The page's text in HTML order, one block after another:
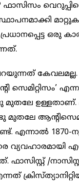
ഫാസിസം
ഒരു
കേവലമല്ല.
സെമിറ്റിസം’
ഉള്ളതാണ്.
എന്നാൽ 1870-
വ്യവഹാരമായി
/